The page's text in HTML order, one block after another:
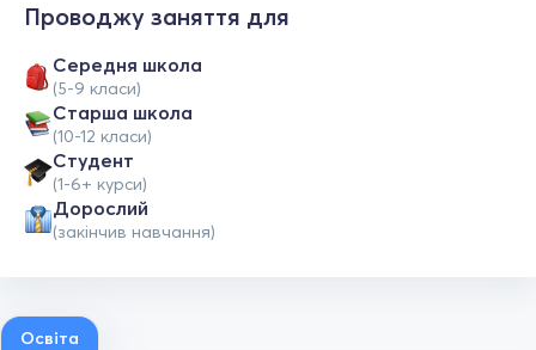
Проводжу заняття для
Середня школа
(5-9 класи)
Старша школа
(10-12 класи)
Студент
(1-6+ курси)
Дорослий
(закінчив навчання)
Освіта